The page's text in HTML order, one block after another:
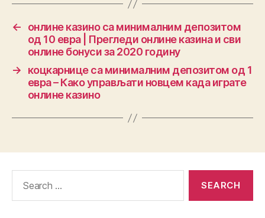
←
онлине казино са минималним депозитом
од 10 евра | Прегледи онлине казина и сви
онлине бонуси за 2020 годину
→
коцкарнице са минималним депозитом од 1
евра – Како управљати новцем када играте
онлине казино